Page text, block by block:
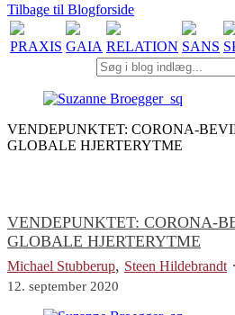
Tilbage til Blogforside
PRAXIS GAIA RELATION SANS
VENDEPUNKTET: CORONA-
GLOBALE HJERTERYTME
VENDEPUNKTET: CORONA-
GLOBALE HJERTERYTME
Michael Stubberup, Steen Hildebrandt ·
12. september 2020